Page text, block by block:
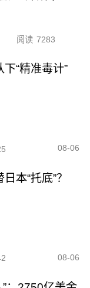
阅读 7283
“精准毒计”
08-06
本“托底”？
08-06